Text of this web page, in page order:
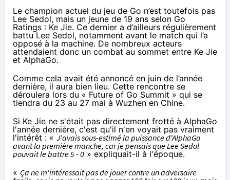
Le champion actuel du jeu de Go n’est toutefois pas
Lee Sedol, mais un jeune de 19 ans selon Go
Ratings : Ke Jie. Ce dernier a d’ailleurs régulièrement
battu Lee Sedol, notamment avant le match qui l’a
opposé à la machine. De nombreux acteurs
attendaient donc un combat au sommet entre Ke Jie
et AlphaGo.
Comme cela avait été annoncé en juin de l’année
dernière, il aura bien lieu. Cette rencontre se
déroulera lors du « Future of Go Summit » qui se
tiendra du 23 au 27 mai à Wuzhen en Chine.
Si Ke Jie ne s'était pas directement frotté à AlphaGo
l'année dernière, c'est qu'il n'en voyait pas vraiment
l'intérêt : « J'avais sous-estimé la puissance d'AlphaGo
avant la première manche, car je pensais que Lee Sedol
pouvait le battre 5 - 0 » expliquait-il à l'époque.
« Ça ne m'intéressait pas de jouer contre un adversaire